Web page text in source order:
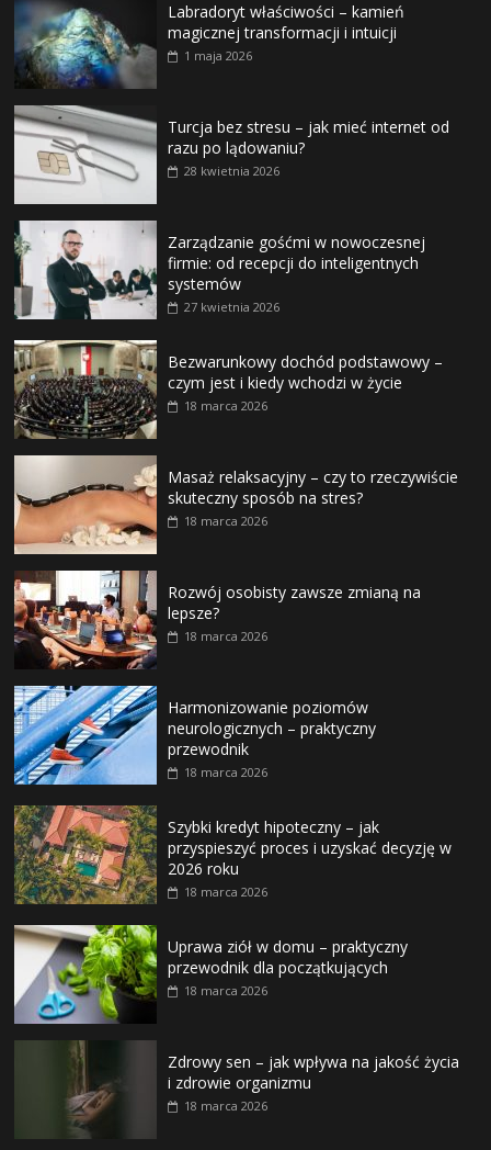
Labradoryt właściwości – kamień
magicznej transformacji i intuicji
1 maja 2026
Turcja bez stresu – jak mieć internet od
razu po lądowaniu?
28 kwietnia 2026
Zarządzanie gośćmi w nowoczesnej
firmie: od recepcji do inteligentnych
systemów
27 kwietnia 2026
Bezwarunkowy dochód podstawowy –
czym jest i kiedy wchodzi w życie
18 marca 2026
Masaż relaksacyjny – czy to rzeczywiście
skuteczny sposób na stres?
18 marca 2026
Rozwój osobisty zawsze zmianą na
lepsze?
18 marca 2026
Harmonizowanie poziomów
neurologicznych – praktyczny
przewodnik
18 marca 2026
Szybki kredyt hipoteczny – jak
przyspieszyć proces i uzyskać decyzję w
2026 roku
18 marca 2026
Uprawa ziół w domu – praktyczny
przewodnik dla początkujących
18 marca 2026
Zdrowy sen – jak wpływa na jakość życia
i zdrowie organizmu
18 marca 2026